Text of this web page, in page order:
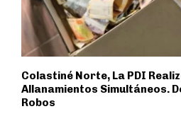
Colastiné Norte, La PDI
Allanamientos Simultáneos.
Robos